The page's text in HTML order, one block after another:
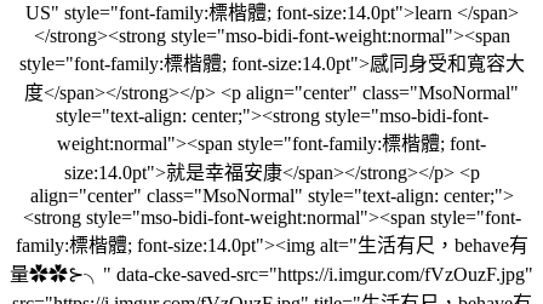
US" style="font-family:標楷體; font-size:14.0pt">learn </span>
</strong><strong style="mso-bidi-font-weight:normal"><span
style="font-family:標楷體; font-size:14.0pt">感同身受和寬容大
度</span></strong></p> <p align="center" class="MsoNormal"
style="text-align: center;"><strong style="mso-bidi-font-
weight:normal"><span style="font-family:標楷體; font-
size:14.0pt">就是幸福安康</span></strong></p> <p
align="center" class="MsoNormal" style="text-align: center;">
<strong style="mso-bidi-font-weight:normal"><span style="font-
family:標楷體; font-size:14.0pt"><img alt="生活有尺，behave有
量✿✿⊱╮" data-cke-saved-src="https://i.imgur.com/fVzOuzF.jpg"